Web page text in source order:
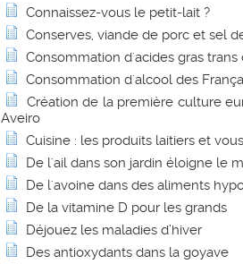
Connaissez-vous le petit-lait ?
Conserves, viande de porc et sel
Consommation d'acides gras
Consommation d'alcool des
Création de la première culture
Aveiro
Cuisine : les produits laitiers et vous
De l'ail dans son jardin éloigne le
De l'avoine dans des aliments
De la vitamine D pour les grands
Déjouez les maladies d’hiver
Des antioxydants dans la goyave